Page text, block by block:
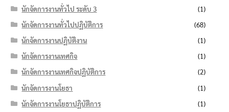
นักจัดการงานทั่วไป ระดับ 3
(1)
นักจัดการงานทั่วไปปฏิบัติการ
(68)
นักจัดการงานปฏิบัติงาน
(1)
นักจัดการงานเทศกิจ
(1)
นักจัดการงานเทศกิจปฏิบัติการ
(2)
นักจัดการงานโยธา
(1)
นักจัดการงานโยธาปฏิบัติการ
(1)